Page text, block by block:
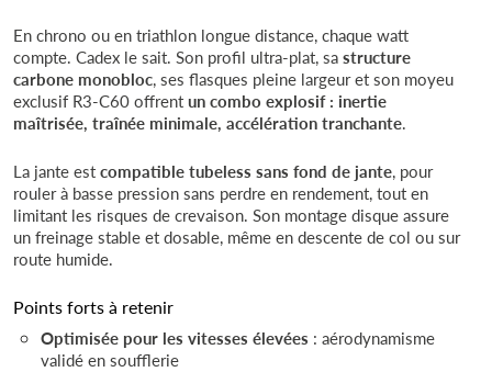
En chrono ou en triathlon longue distance, chaque watt
compte. Cadex le sait. Son profil ultra-plat, sastructure
carbone monobloc, ses flasques pleine largeur et son moyeu
exclusif R3-C60 offrentun combo explosif : inertie
maîtrisée, traînée minimale, accélération tranchante.
La jante estcompatible tubeless sans fond de jante, pour
rouler à basse pression sans perdre en rendement, tout en
limitant les risques de crevaison. Son montage disque assure
un freinage stable et dosable, même en descente de col ou sur
route humide.
Points forts à retenir
Optimisée pour les vitesses élevées : aérodynamisme
validé en soufflerie